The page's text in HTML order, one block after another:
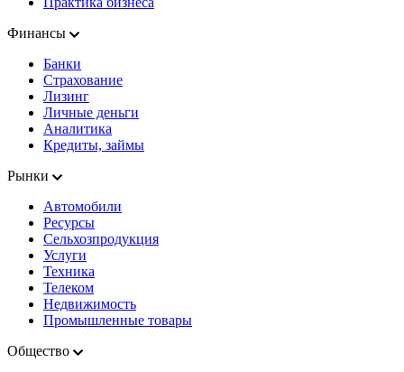
Финансы
Банки
Страхование
Лизинг
Личные деньги
Аналитика
Кредиты, займы
Рынки
Автомобили
Ресурсы
Сельхозпродукция
Услуги
Техника
Телеком
Недвижимость
Промышленные товары
Общество